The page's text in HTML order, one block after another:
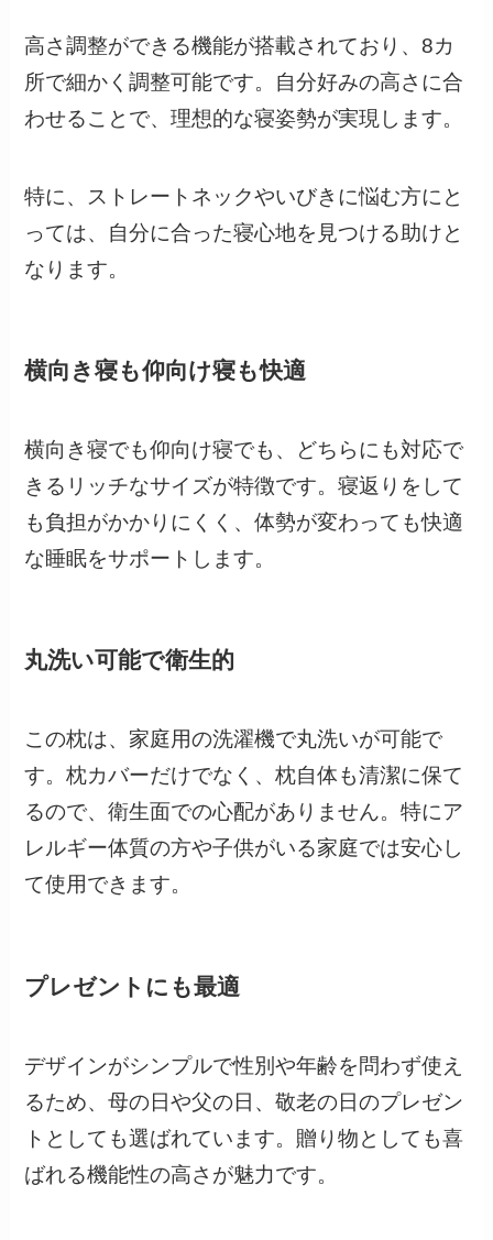
高さ調整ができる機能が搭載されており、8カ
所で細かく調整可能です。自分好みの高さに合
わせることで、理想的な寝姿勢が実現します。
特に、ストレートネックやいびきに悩む方にと
っては、自分に合った寝心地を見つける助けと
なります。
横向き寝も仰向け寝も快適
横向き寝でも仰向け寝でも、どちらにも対応で
きるリッチなサイズが特徴です。寝返りをして
も負担がかかりにくく、体勢が変わっても快適
な睡眠をサポートします。
丸洗い可能で衛生的
この枕は、家庭用の洗濯機で丸洗いが可能で
す。枕カバーだけでなく、枕自体も清潔に保て
るので、衛生面での心配がありません。特にア
レルギー体質の方や子供がいる家庭では安心し
て使用できます。
プレゼントにも最適
デザインがシンプルで性別や年齢を問わず使え
るため、母の日や父の日、敬老の日のプレゼン
トとしても選ばれています。贈り物としても喜
ばれる機能性の高さが魅力です。